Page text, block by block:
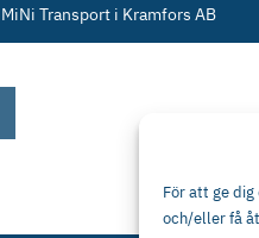
För att ge
och/eller få
MiNi Transport i Kramfors AB